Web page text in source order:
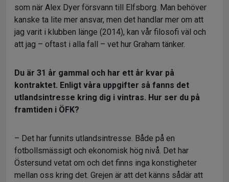
som när Alex Dyer försvann till Elfsborg. Man behöver
kanske ta lite mer ansvar, men det handlar mer om att
jag varit i klubben länge (2014), kan vår filosofi väl och
att jag – oftast i alla fall – vet hur Graham tänker.
Du är 31 år gammal och har ett år kvar på
kontraktet. Enligt våra uppgifter så fanns det
utlandsintresse kring dig i vintras. Hur ser du på
framtiden i ÖFK?
– Det har funnits utlandsintresse. Både på en
fotbollsmässigt och ekonomisk hög nivå. Det har
Östersund vetat om och det finns inga konstigheter
mellan oss kring det. Grejen är att det känns sådär att